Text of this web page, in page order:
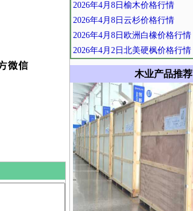
2026年4月8日榆木价格行情
2026年4月8日云杉价格行情
2026年4月8日欧洲白橡价格行情
2026年4月2日北美硬枫价格行情
木业产品推荐